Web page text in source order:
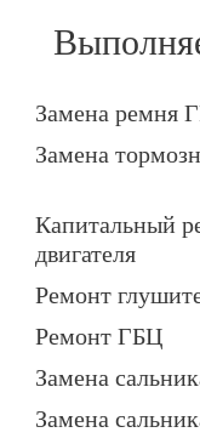
Замена ремня
Замена
Капитальный
двигателя
Ремонт
Ремонт ГБЦ
Замена
Замена